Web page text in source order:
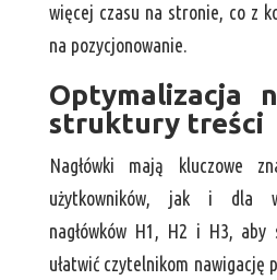
więcej czasu na stronie, co z
na pozycjonowanie.
Optymalizacja
struktury treści
Nagłówki mają kluczowe
użytkowników, jak i dla
nagłówków H1, H2 i H3,
ułatwić czytelnikom nawigację